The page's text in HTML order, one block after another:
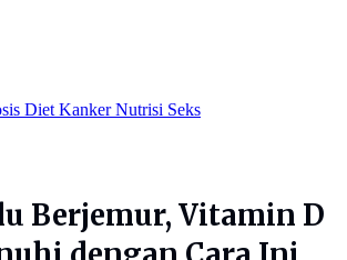
Diet KankerNutrisi Seks
Berjemur, Vitamin D